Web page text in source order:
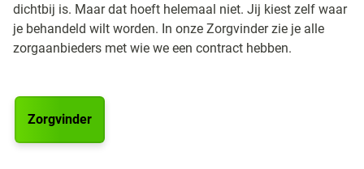
dichtbij is. Maar dat hoeft helemaal niet. Jij kiest zelf waar
je behandeld wilt worden. In onze Zorgvinder zie je alle
zorgaanbieders met wie we een contract hebben.
Zorgvinder